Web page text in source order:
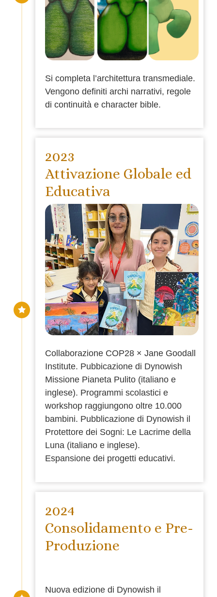
Si completa l’architettura transmediale.
Vengono definiti archi narrativi, regole
di continuità e character bible.
2023
Attivazione Globale ed
Educativa
Collaborazione COP28 × Jane Goodall
Institute. Pubbicazione di Dynowish
Missione Pianeta Pulito (italiano e
inglese). Programmi scolastici e
workshop raggiungono oltre 10.000
bambini. Pubblicazione di Dynowish il
Protettore dei Sogni: Le Lacrime della
Luna (italiano e inglese).
Espansione dei progetti educativi.
2024
Consolidamento e Pre-
Produzione
Nuova edizione di Dynowish il